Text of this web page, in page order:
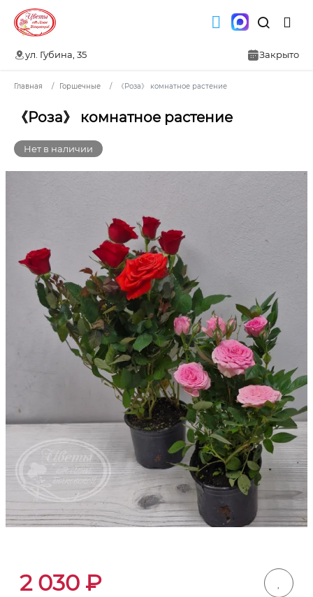
ул. Губина, 35 Закрыто
Главная Горшечные 《Роза》 комнатное растение
《Роза》 комнатное растение
Нет в наличии
2 030 ₽